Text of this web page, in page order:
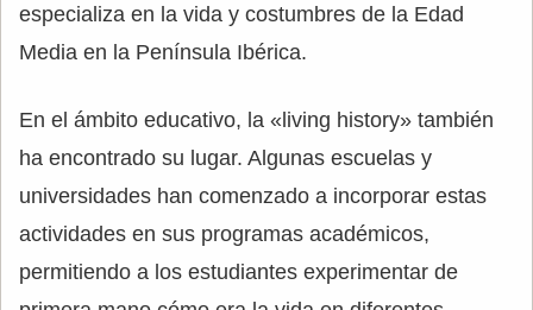
especializa en la vida y costumbres de la Edad
Media en la Península Ibérica.
En el ámbito educativo, la «living history» también
ha encontrado su lugar. Algunas escuelas y
universidades han comenzado a incorporar estas
actividades en sus programas académicos,
permitiendo a los estudiantes experimentar de